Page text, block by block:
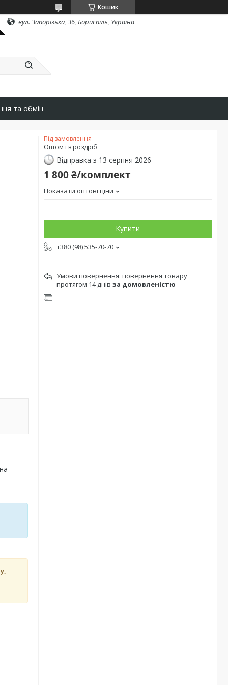
Кошик
вул. Запорізька, 36, Бориспіль, Україна
та обмін
Під замовлення
Оптом і в роздріб
Відправка з 13 серпня 2026
1 800 ₴/комплект
Показати оптові ціни
Купити
+380 (98) 535-70-70
повернення товару
протягом 14 днів за домовленістю